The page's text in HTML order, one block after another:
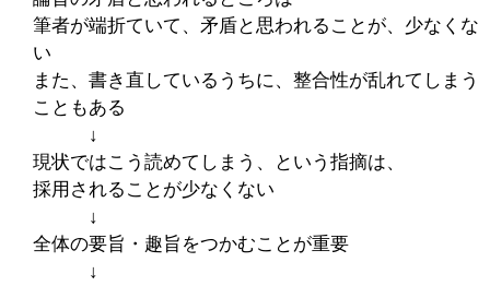
筆者が端折ていて、矛盾と思われることが、少なくな
い
また、書き直しているうちに、整合性が乱れてしまう
こともある
↓
現状ではこう読めてしまう、という指摘は、
採用されることが少なくない
↓
全体の要旨・趣旨をつかむことが重要
↓